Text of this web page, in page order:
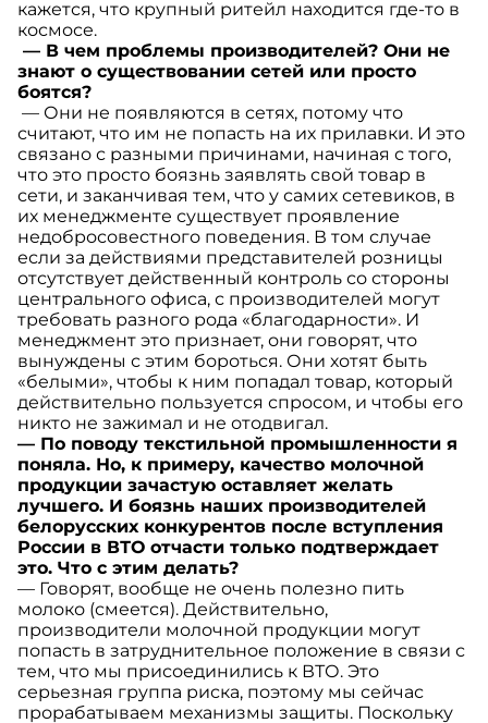
кажется, что крупный ритейл находится где-то в
космосе.
— В чем проблемы производителей? Они не
знают о существовании сетей или просто
боятся?
— Они не появляются в сетях, потому что
считают, что им не попасть на их прилавки. И это
связано с разными причинами, начиная с того,
что это просто боязнь заявлять свой товар в
сети, и заканчивая тем, что у самих сетевиков, в
их менеджменте существует проявление
недобросовестного поведения. В том случае
если за действиями представителей розницы
отсутствует действенный контроль со стороны
центрального офиса, с производителей могут
требовать разного рода «благодарности». И
менеджмент это признает, они говорят, что
вынуждены с этим бороться. Они хотят быть
«белыми», чтобы к ним попадал товар, который
действительно пользуется спросом, и чтобы его
никто не зажимал и не отодвигал.
— По поводу текстильной промышленности я
поняла. Но, к примеру, качество молочной
продукции зачастую оставляет желать
лучшего. И боязнь наших производителей
белорусских конкурентов после вступления
России в ВТО отчасти только подтверждает
это. Что с этим делать?
— Говорят, вообще не очень полезно пить
молоко (смеется). Действительно,
производители молочной продукции могут
попасть в затруднительное положение в связи с
тем, что мы присоединились к ВТО. Это
серьезная группа риска, поэтому мы сейчас
прорабатываем механизмы защиты. Поскольку